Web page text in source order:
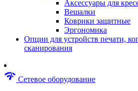
Перфораторы
Шлифмашины
Наборы
Пилы
Пылесосы
Аксессуары для
Вешалки
Коврики защитные
Эргономика
Опции для устройств печати,
сканирования
network_check Сетевое оборудование